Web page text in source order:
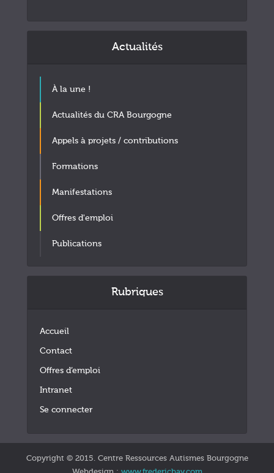
Actualités
À la une !
Actualités du CRA Bourgogne
Appels à projets / contributions
Formations
Manifestations
Offres d'emploi
Publications
Rubriques
Accueil
Contact
Offres d’emploi
Intranet
Se connecter
Copyright © 2015. Centre Ressources Autismes Bourgogne